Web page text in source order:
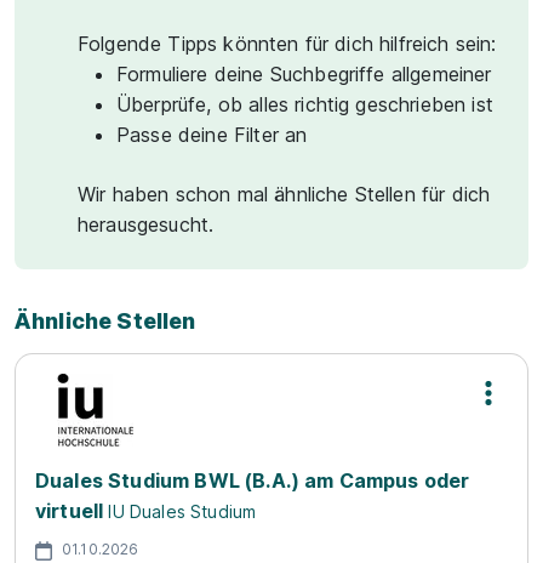
Folgende Tipps könnten für dich hilfreich sein:
Formuliere deine Suchbegriffe allgemeiner
Überprüfe, ob alles richtig geschrieben ist
Passe deine Filter an
Wir haben schon mal ähnliche Stellen für dich
herausgesucht.
Ähnliche Stellen
Duales Studium BWL (B.A.) am Campus oder
virtuell IU Duales Studium
01.10.2026